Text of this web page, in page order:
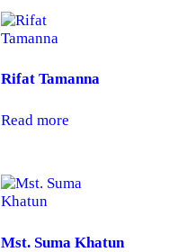
Rifat Tamanna
Read more
Mst. Suma Khatun